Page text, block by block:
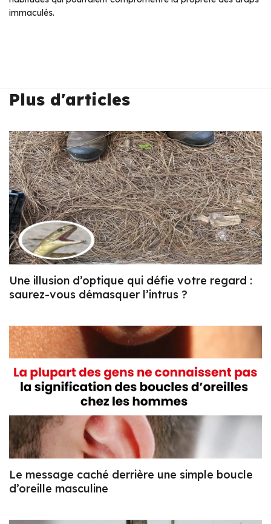
immaculés.
Plus d'articles
Une illusion d’optique qui défie votre regard :
saurez-vous démasquer l’intrus ?
Le message caché derrière une simple boucle
d’oreille masculine